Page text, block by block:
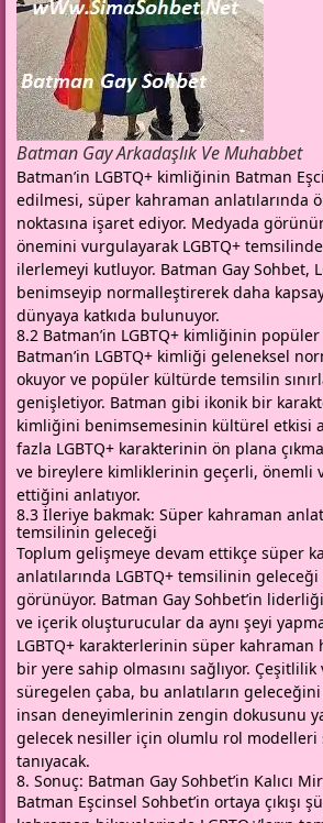
Batman Gay Arkadaşlık Ve Muhabbet
Batman’in LGBTQ+ kimliğinin Batman
edilmesi, süper kahraman anlatılarında
noktasına işaret ediyor. Medyada
önemini vurgulayarak LGBTQ+
ilerlemeyi kutluyor. Batman Gay Sohbet,
benimseyip normalleştirerek daha
dünyaya katkıda bulunuyor.
8.2 Batman’in LGBTQ+ kimliğinin
Batman’in LGBTQ+ kimliği geleneksel
okuyor ve popüler kültürde temsilin
genişletiyor. Batman gibi ikonik bir
kimliğini benimsemesinin kültürel etkisi
fazla LGBTQ+ karakterinin ön plana
ve bireylere kimliklerinin geçerli, önemli
ettiğini anlatıyor.
8.3 İleriye bakmak: Süper kahraman
temsilinin geleceği
Toplum gelişmeye devam ettikçe süper
anlatılarında LGBTQ+ temsilinin
görünüyor. Batman Gay Sohbet’in
ve içerik oluşturucular da aynı şeyi
LGBTQ+ karakterlerinin süper kahraman
bir yere sahip olmasını sağlıyor. Çeşitlilik
süregelen çaba, bu anlatıların
insan deneyimlerinin zengin dokusunu
gelecek nesiller için olumlu rol modelleri
tanıyacak.
8. Sonuç: Batman Gay Sohbet’in Kalıcı
Batman Eşcinsel Sohbet’in ortaya çıkışı